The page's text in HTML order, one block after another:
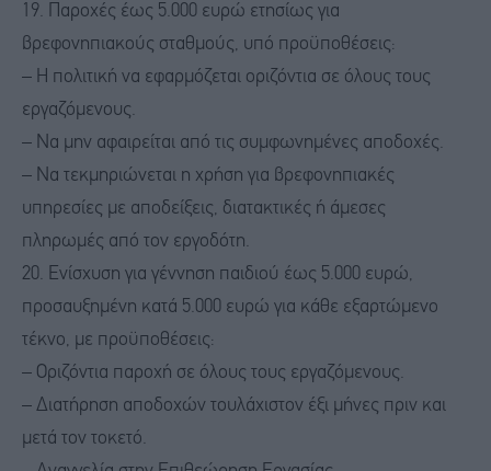
19. Παροχές έως 5.000 ευρώ ετησίως για
βρεφονηπιακούς σταθμούς, υπό προϋποθέσεις:
– Η πολιτική να εφαρμόζεται οριζόντια σε όλους τους
εργαζόμενους.
– Να μην αφαιρείται από τις συμφωνημένες αποδοχές.
– Να τεκμηριώνεται η χρήση για βρεφονηπιακές
υπηρεσίες με αποδείξεις, διατακτικές ή άμεσες
πληρωμές από τον εργοδότη.
20. Ενίσχυση για γέννηση παιδιού έως 5.000 ευρώ,
προσαυξημένη κατά 5.000 ευρώ για κάθε εξαρτώμενο
τέκνο, με προϋποθέσεις:
– Οριζόντια παροχή σε όλους τους εργαζόμενους.
– Διατήρηση αποδοχών τουλάχιστον έξι μήνες πριν και
μετά τον τοκετό.